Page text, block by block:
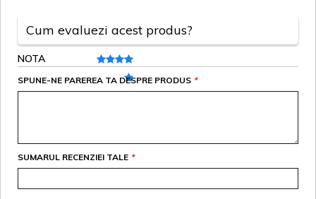
Cum evaluezi acest produs?
NOTA
*
SPUNE-NE PAREREA TA DESPRE PRODUS
*
SUMARUL RECENZIEI TALE